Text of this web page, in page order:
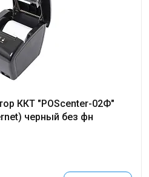
ККТ "POScenter-02Ф"
черный без фн